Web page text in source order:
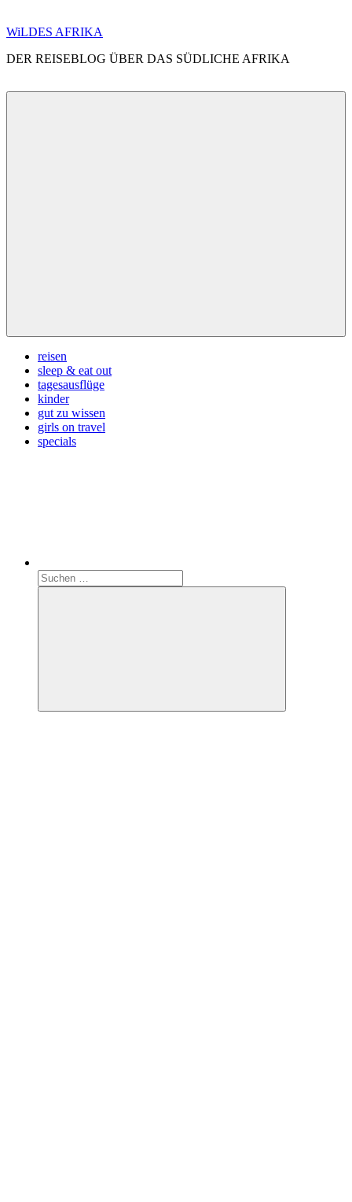
Zum
springen
WiLDES AFRIKA
DER REISEBLOG ÜBER DAS SÜDLICHE AFRIKA
reisen
sleep & eat out
tagesausflüge
kinder
gut zu wissen
girls on travel
specials
Suchen
nach:
Suchen